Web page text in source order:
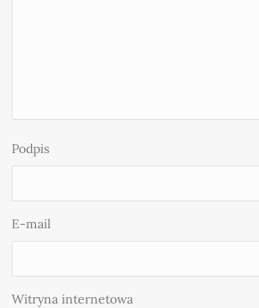
Podpis
E-mail
Witryna internetowa